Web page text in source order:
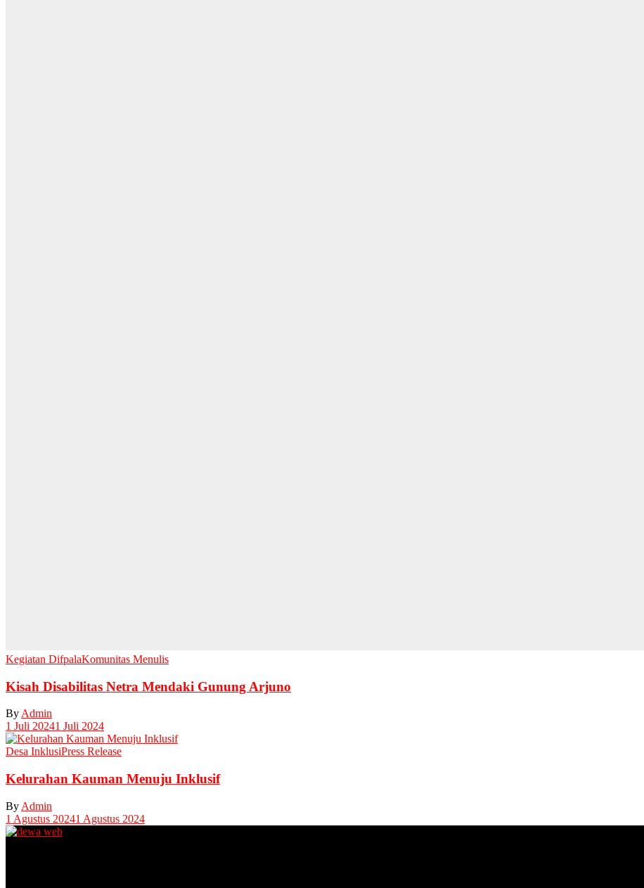
Kegiatan DifpalaKomunitas Menulis
Kisah Disabilitas Netra Mendaki Gunung Arjuno
By Admin
1 Juli 20241 Juli 2024
Desa InklusiPress Release
Kelurahan Kauman Menuju Inklusif
By Admin
1 Agustus 20241 Agustus 2024